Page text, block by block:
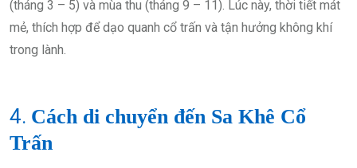
(tháng 3 – 5) và mùa thu (tháng 9 – 11). Lúc này, thời tiết mát
mẻ, thích hợp để dạo quanh cổ trấn và tận hưởng không khí
trong lành.
4. Cách di chuyển đến Sa Khê Cổ
Trấn